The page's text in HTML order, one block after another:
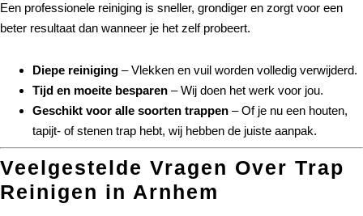
Een professionele reiniging is sneller, grondiger en zorgt voor een
beter resultaat dan wanneer je het zelf probeert.
Diepe reiniging – Vlekken en vuil worden volledig verwijderd.
Tijd en moeite besparen – Wij doen het werk voor jou.
Geschikt voor alle soorten trappen – Of je nu een houten,
tapijt- of stenen trap hebt, wij hebben de juiste aanpak.
Veelgestelde Vragen Over Trap
Reinigen in Arnhem